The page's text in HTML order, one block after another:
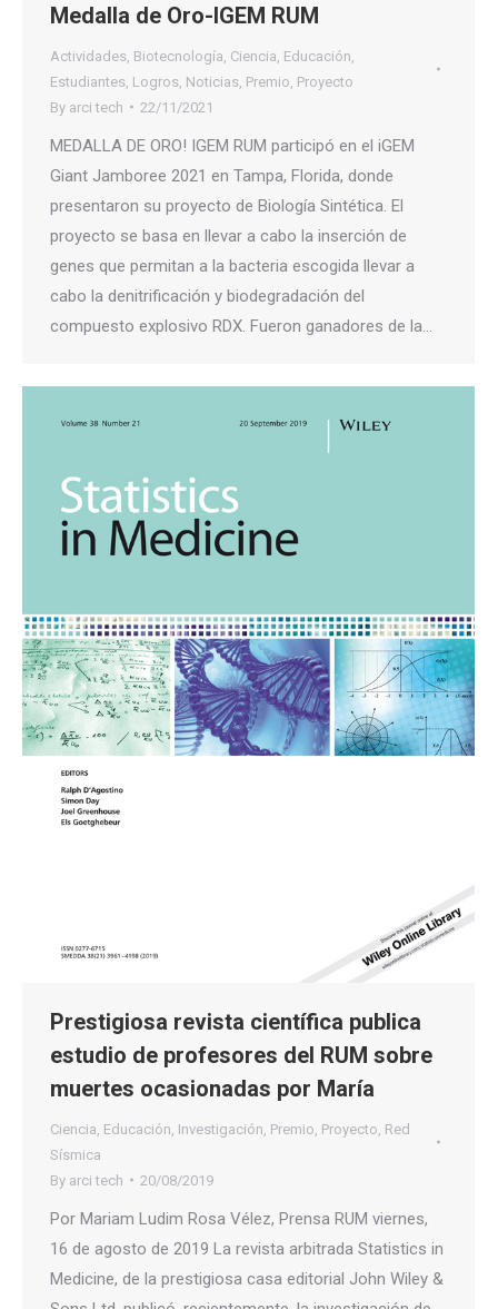
Medalla de Oro-IGEM RUM
Actividades Biotecnología Ciencia Educación
Estudiantes Logros Noticias Premio Proyecto
By arci tech 22/11/2021
MEDALLA DE ORO! IGEM RUM participó en el iGEM
Giant Jamboree 2021 en Tampa, Florida, donde
presentaron su proyecto de Biología Sintética. El
proyecto se basa en llevar a cabo la inserción de
genes que permitan a la bacteria escogida llevar a
cabo la denitrificación y biodegradación del
compuesto explosivo RDX. Fueron ganadores de la…
Prestigiosa revista científica publica
estudio de profesores del RUM sobre
muertes ocasionadas por María
Ciencia Educación Investigación Premio Proyecto Red
Sísmica
By arci tech 20/08/2019
Por Mariam Ludim Rosa Vélez, Prensa RUM viernes,
16 de agosto de 2019 La revista arbitrada Statistics in
Medicine, de la prestigiosa casa editorial John Wiley &